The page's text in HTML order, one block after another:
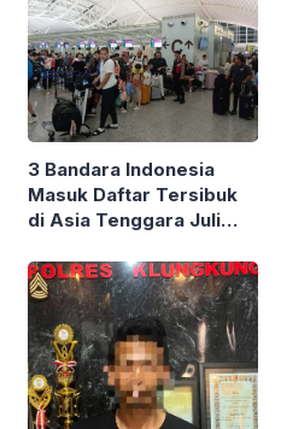
3 Bandara Indonesia
Masuk Daftar Tersibuk
di Asia Tenggara Juli
Peringkat Kesembilan